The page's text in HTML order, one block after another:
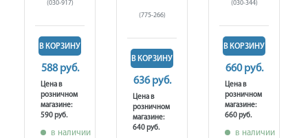
(030-917)
В КОРЗИНУ
588 руб.
Цена в
розничном
магазине:
590 руб.
в наличии
(775-266)
В КОРЗИНУ
636 руб.
Цена в
розничном
магазине:
640 руб.
(030-344)
В КОРЗИНУ
660 руб.
Цена в
розничном
магазине:
660 руб.
в наличии